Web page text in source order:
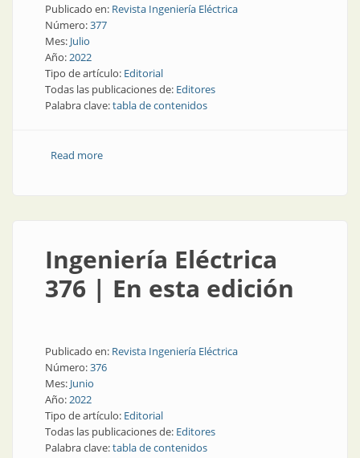
Publicado en: Revista Ingeniería Eléctrica
Número:377
Mes: Julio
Año:2022
Tipo de artículo: Editorial
Todas las publicaciones de: Editores
Palabra clave:tabla de contenidos
Read moreabout Ingeniería Eléctrica 377 | En esta edición
Ingeniería Eléctrica
376 | En esta edición
Publicado en: Revista Ingeniería Eléctrica
Número:376
Mes: Junio
Año:2022
Tipo de artículo: Editorial
Todas las publicaciones de: Editores
Palabra clave:tabla de contenidos